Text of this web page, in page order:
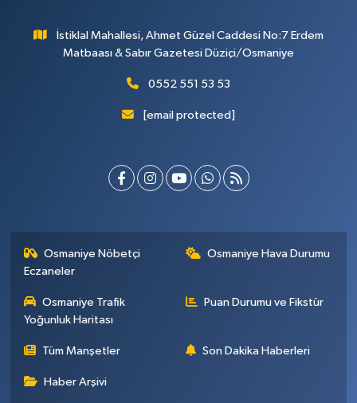
İstiklal Mahallesi, Ahmet Güzel Caddesi No:7 Erdem
Matbaası & Sabır Gazetesi Düziçi/Osmaniye
0552 551 53 53
[email protected]
Osmaniye Nöbetçi
Eczaneler
Osmaniye Hava Durumu
Osmaniye Trafik
Yoğunluk Haritası
Puan Durumu ve Fikstür
Tüm Manşetler Son Dakika Haberleri
Haber Arşivi